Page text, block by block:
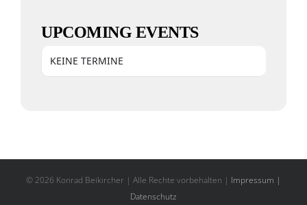
UPCOMING EVENTS
KEINE TERMINE
© 2026 Konrad Beikircher | Alle Rechte vorbehalten | Impressum |
Datenschutz